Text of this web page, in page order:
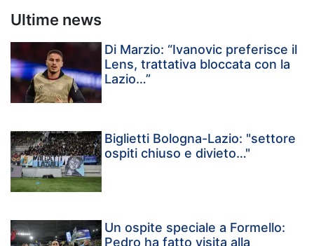
Ultime news
Di Marzio: “Ivanovic preferisce il
Lens, trattativa bloccata con la
Lazio…”
Biglietti Bologna-Lazio: "settore
ospiti chiuso e divieto…"
Un ospite speciale a Formello:
Pedro ha fatto visita alla